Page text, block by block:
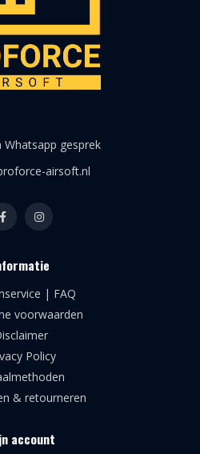
Whatsapp gesprek
airsoft.nl
| FAQ
voorwaarden
Policy
& retourneren
account